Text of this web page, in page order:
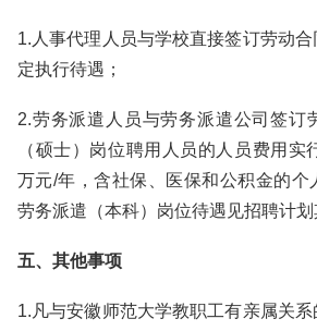
1.人事代理人员与学校直接签订劳动
定执行待遇；
2.劳务派遣人员与劳务派遣公司签订
（硕士）岗位聘用人员的人员费用实
万元/年，含社保、医保和公积金的个
劳务派遣（本科）岗位待遇见招聘计划
五、其他事项
1.凡与安徽师范大学教职工有亲属关